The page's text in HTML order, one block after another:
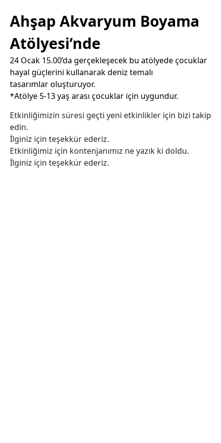
Ahşap Akvaryum Boyama
Atölyesi’nde
24 Ocak 15.00’da gerçekleşecek bu atölyede çocuklar
hayal güçlerini kullanarak deniz temalı
tasarımlar oluşturuyor.
*Atölye 5-13 yaş arası çocuklar için uygundur.
Etkinliğimizin süresi geçti yeni etkinlikler için bizi takip
edin.
İlginiz için teşekkür ederiz.
Etkinliğimiz için kontenjanımız ne yazık ki doldu.
İlginiz için teşekkür ederiz.